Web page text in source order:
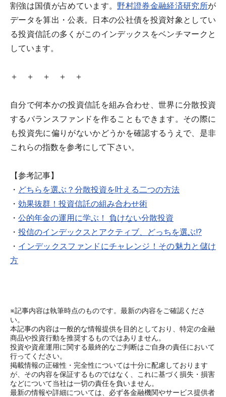
割強は国債が占めています。野村證券金融経済研究所が
データを算出・公表。日本の公社債を投資対象としてい
る投資信託の多くがこのインデックスをベンチマークと
しています。
＋ ＋ ＋ ＋ ＋
自分で何本かの投資信託を組み合わせ、世界に分散投資
するバランスファンドを作ることもできます。その際に
も投資先に偏りがないかどうかを確認するうえで、是非
これらの指数を参考にして下さい。
【参考記事】
・ どちらを選ぶ？分散投資を叶える二つの方法
・ 効果抜群！投資信託の組み合わせ術
・ 公的年金の運用に学ぶ！ 負けない分散投資
・ 投信のインデックスとアクティブ、どっちを選ぶ!?
・ インデックスファンドにチャレンジ！その魅力と儲け
方
※記事内容は執筆時点のものです。最新の内容をご確認くださ
い。
本記事の内容は一般的な情報提供を目的としており、特定の金融
商品や投資行動を推奨するものではありません。
投資や資産運用に関する最終的なご判断はご自身の責任において
行ってください。
掲載情報の正確性・完全性については十分に配慮しております
が、その内容を保証するものではなく、これに基づく損失・損害
などについて当社は一切の責任を負いません。
最新の情報や詳細については、必ず各金融機関やサービス提供者